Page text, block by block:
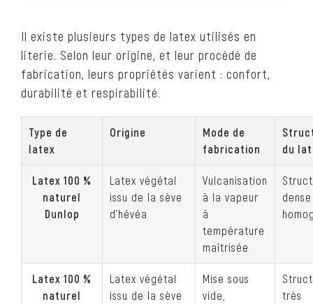
Il existe plusieurs types de latex utilisés en
literie. Selon leur origine, et leur procédé de
fabrication, leurs propriétés varient : confort,
durabilité et respirabilité.
Type de
latex
Origine
Mode de
fabrication
du
Latex 100 %
naturel
Dunlop
Latex végétal
issu de la sève
d’hévéa
Vulcanisation
à la vapeur
à
température
maîtrisée
Latex 100 %
naturel
Latex végétal
issu de la sève
Mise sous
vide,
très